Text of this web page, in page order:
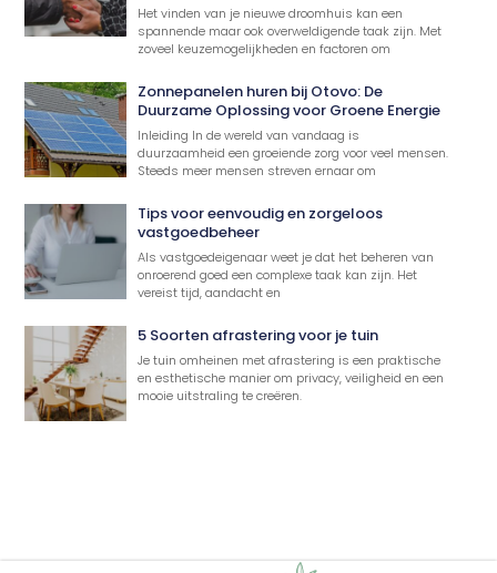
Het vinden van je nieuwe droomhuis kan een
spannende maar ook overweldigende taak zijn. Met
zoveel keuzemogelijkheden en factoren om
Zonnepanelen huren bij Otovo: De
Duurzame Oplossing voor Groene Energie
Inleiding In de wereld van vandaag is
duurzaamheid een groeiende zorg voor veel mensen.
Steeds meer mensen streven ernaar om
Tips voor eenvoudig en zorgeloos
vastgoedbeheer
Als vastgoedeigenaar weet je dat het beheren van
onroerend goed een complexe taak kan zijn. Het
vereist tijd, aandacht en
5 Soorten afrastering voor je tuin
Je tuin omheinen met afrastering is een praktische
en esthetische manier om privacy, veiligheid en een
mooie uitstraling te creëren.